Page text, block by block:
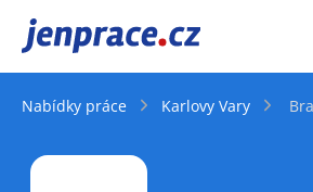
JenPráce.cz
Nabídky práce Karlovy Vary